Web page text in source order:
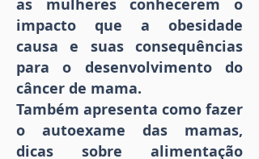
as mulheres conhecerem o
impacto que a obesidade
causa e suas consequências
para o desenvolvimento do
câncer de mama.
Também apresenta como fazer
o autoexame das mamas,
dicas sobre alimentação